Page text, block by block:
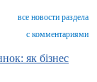
все новости раздела
с комментариями
як бізнес